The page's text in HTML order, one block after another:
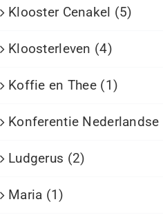
Klooster Cenakel (5)
Kloosterleven (4)
Koffie en Thee (1)
Konferentie
Ludgerus (2)
Maria (1)